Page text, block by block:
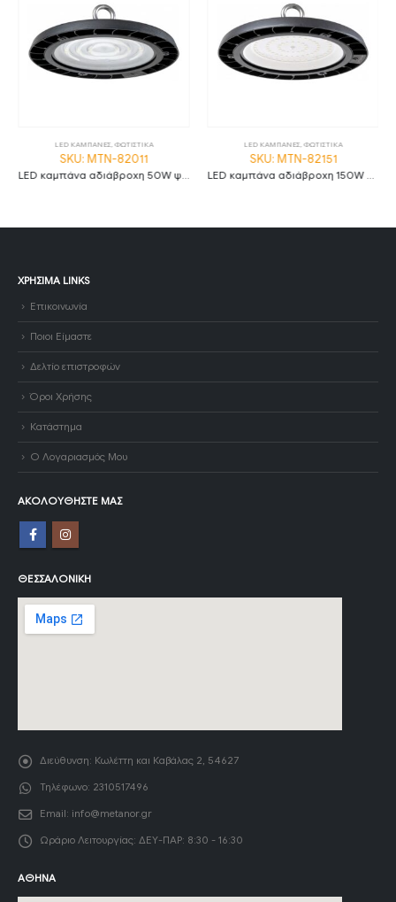
LED ΚΑΜΠΑΝΕΣ ΦΩΤΙΣΤΙΚΑ
SKU: MTN-82011
LED ΚΑΜΠΑΝΕΣ ΦΩΤΙΣΤΙΚΑ
SKU: MTN-82151
ΧΡΉΣΙΜΑ LINKS
Επικοινωνία
Ποιοι Είμαστε
Δελτίο επιστροφών
Όροι Χρήσης
Κατάστημα
Ο Λογαριασμός Μου
ΑΚΟΛΟΥΘΉΣΤΕ ΜΑΣ
ΘΕΣΣΑΛΟΝΊΚΗ
Διεύθυνση: Κωλέττη και Καβάλας 2, 54627
Τηλέφωνο: 2310517496
Email: info@metanor.gr
Ωράριο Λειτουργίας: ΔΕΥ-ΠΑΡ: 8:30 - 16:30
ΑΘΉΝΑ